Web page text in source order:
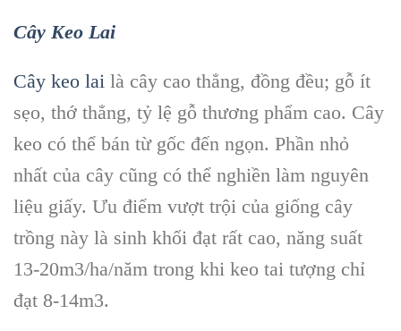
Cây Keo Lai
Cây keo lai là cây cao thẳng, đồng đều; gỗ ít
sẹo, thớ thẳng, tỷ lệ gỗ thương phẩm cao. Cây
keo có thể bán từ gốc đến ngọn. Phần nhỏ
nhất của cây cũng có thể nghiền làm nguyên
liệu giấy. Ưu điểm vượt trội của giống cây
trồng này là sinh khối đạt rất cao, năng suất
13-20m3/ha/năm trong khi keo tai tượng chỉ
đạt 8-14m3.